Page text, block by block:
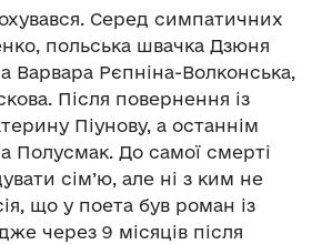
Серед симпатичних
польська швачка Дзюня
Варвара Рєпніна-Волконська,
Після повернення із
Піунову, а останнім
Полусмак. До самої смерті
сім’ю, але ні з ким не
що у поета був роман із
через 9 місяців після